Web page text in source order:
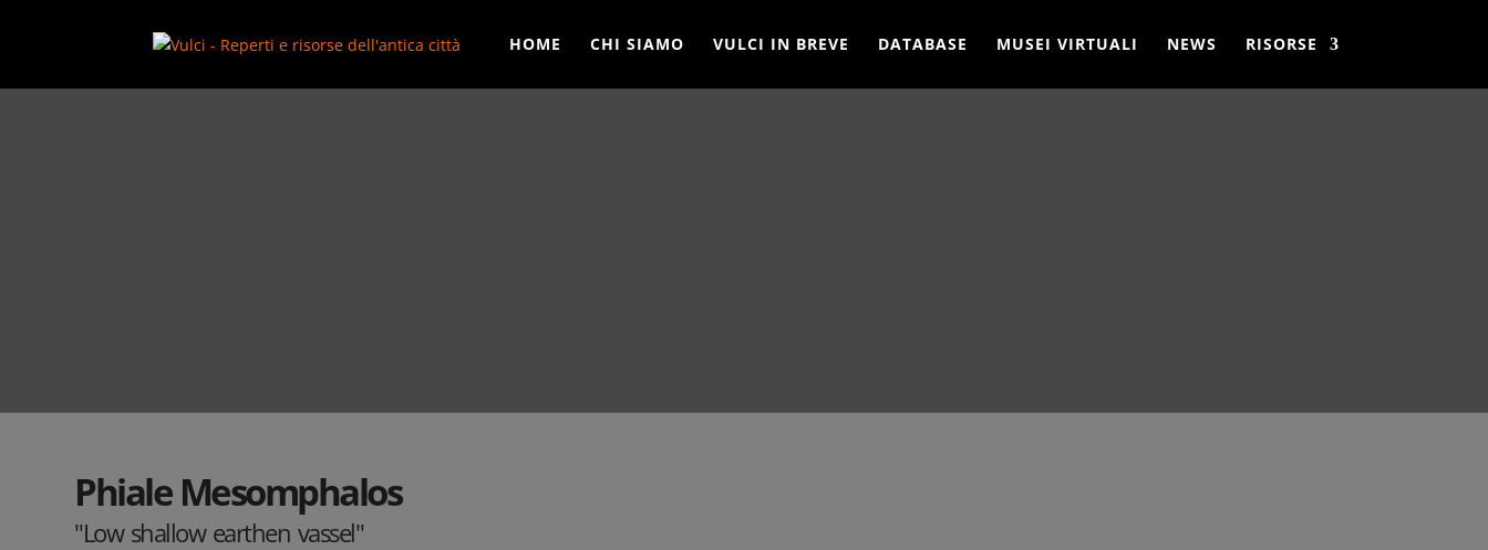
HOME
CHI SIAMO VULCI IN BREVE DATABASE MUSEI VIRTUALI NEWS RISORSE
Phiale Mesomphalos
"Low shallow earthen vassel"